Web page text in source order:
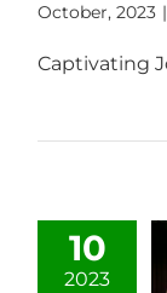
October, 2023 |
Captivating
10
2023